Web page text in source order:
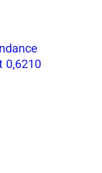
0,6210